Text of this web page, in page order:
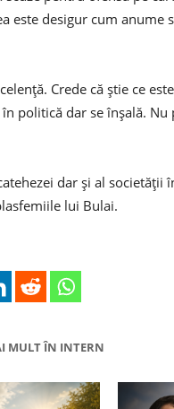
este desigur cum anume
Crede că știe ce
politică dar se înșală.
dar și al societății
lui Bulai.
MULT ÎN INTERN